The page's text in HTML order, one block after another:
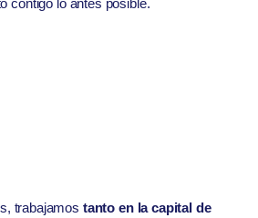
contigo lo antes posible.
trabajamos tanto en la capital de